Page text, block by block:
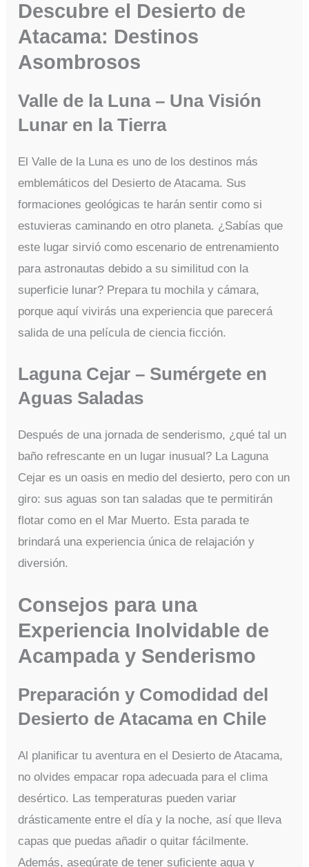
Descubre el Desierto de
Atacama: Destinos
Asombrosos
Valle de la Luna – Una Visión
Lunar en la Tierra
El Valle de la Luna es uno de los destinos más
emblemáticos del Desierto de Atacama. Sus
formaciones geológicas te harán sentir como si
estuvieras caminando en otro planeta. ¿Sabías que
este lugar sirvió como escenario de entrenamiento
para astronautas debido a su similitud con la
superficie lunar? Prepara tu mochila y cámara,
porque aquí vivirás una experiencia que parecerá
salida de una película de ciencia ficción.
Laguna Cejar – Sumérgete en
Aguas Saladas
Después de una jornada de senderismo, ¿qué tal un
baño refrescante en un lugar inusual? La Laguna
Cejar es un oasis en medio del desierto, pero con un
giro: sus aguas son tan saladas que te permitirán
flotar como en el Mar Muerto. Esta parada te
brindará una experiencia única de relajación y
diversión.
Consejos para una
Experiencia Inolvidable de
Acampada y Senderismo
Preparación y Comodidad del
Desierto de Atacama en Chile
Al planificar tu aventura en el Desierto de Atacama,
no olvides empacar ropa adecuada para el clima
desértico. Las temperaturas pueden variar
drásticamente entre el día y la noche, así que lleva
capas que puedas añadir o quitar fácilmente.
Además, asegúrate de tener suficiente agua y